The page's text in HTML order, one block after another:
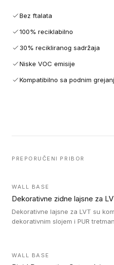
Bez ftalata
100% reciklabilno
30% recikliranog sadržaja
Niske VOC emisije
Kompatibilno sa podnim
PREPORUČENI PRIBOR
WALL BASE
Dekorativne zidne lajsne za
Dekorativne lajsne za LVT su
dekorativnim slojem i PUR
WALL BASE